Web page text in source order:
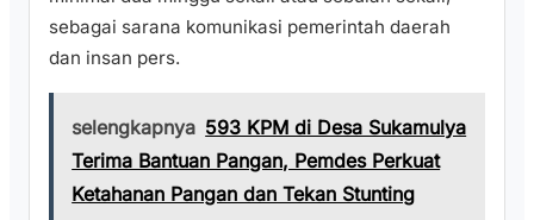
sebagai sarana komunikasi pemerintah daerah
dan insan pers.
selengkapnya 593 KPM di Desa Sukamulya
Terima Bantuan Pangan, Pemdes Perkuat
Ketahanan Pangan dan Tekan Stunting